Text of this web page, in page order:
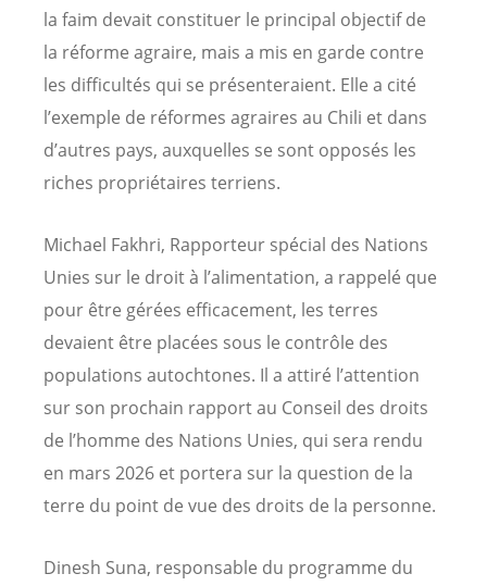
la faim devait constituer le principal objectif de
la réforme agraire, mais a mis en garde contre
les difficultés qui se présenteraient. Elle a cité
l’exemple de réformes agraires au Chili et dans
d’autres pays, auxquelles se sont opposés les
riches propriétaires terriens.
Michael Fakhri, Rapporteur spécial des Nations
Unies sur le droit à l’alimentation, a rappelé que
pour être gérées efficacement, les terres
devaient être placées sous le contrôle des
populations autochtones. Il a attiré l’attention
sur son prochain rapport au Conseil des droits
de l’homme des Nations Unies, qui sera rendu
en mars 2026 et portera sur la question de la
terre du point de vue des droits de la personne.
Dinesh Suna, responsable du programme du